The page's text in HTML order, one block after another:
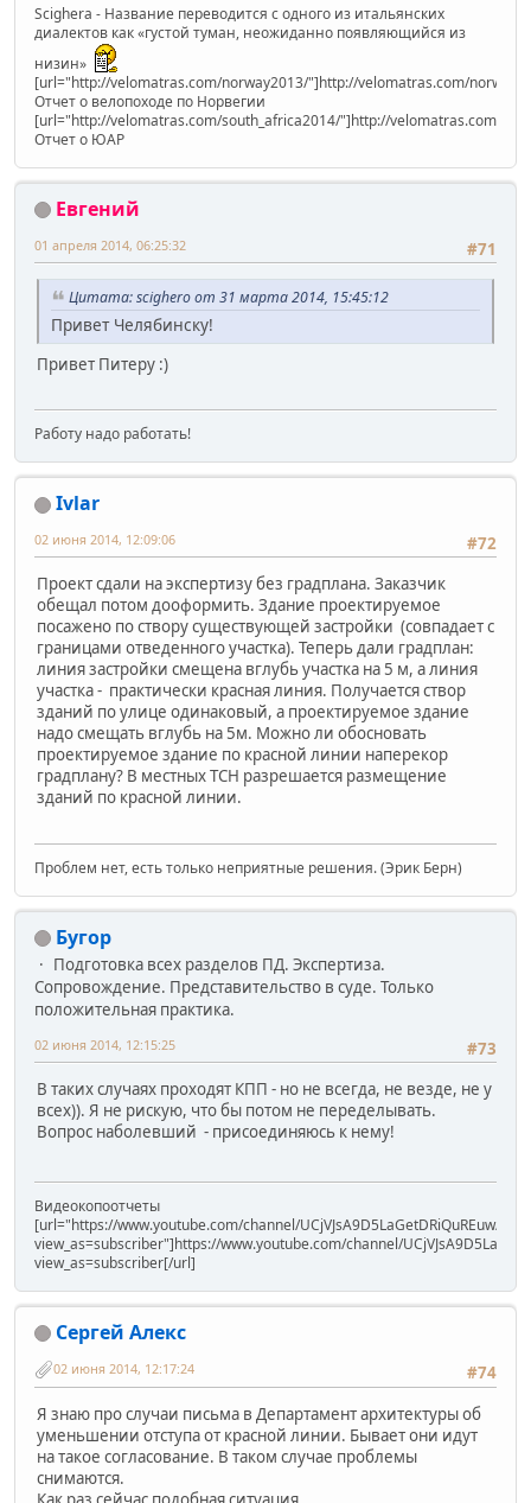
Scighera - Название переводится с одного из итальянских
диалектов как «густой туман, неожиданно появляющийся из
низин»
[url="http://velomatras.com/norway2013/"]http://velomatras.com/
Отчет о велопоходе по Норвегии
[url="http://velomatras.com/south_africa2014/"]http://velomatras.com/
Отчет о ЮАР
Евгений
#71
01 апреля 2014, 06:25:32
Цитата: scighero от 31 марта 2014, 15:45:12
Привет Челябинску!
Привет Питеру :)
Работу надо работать!
Ivlar
#72
02 июня 2014, 12:09:06
Проект сдали на экспертизу без градплана. Заказчик
обещал потом дооформить. Здание проектируемое
посажено по створу существующей застройки (совпадает с
границами отведенного участка). Теперь дали градплан:
линия застройки смещена вглубь участка на 5 м, а линия
участка - практически красная линия. Получается створ
зданий по улице одинаковый, а проектируемое здание
надо смещать вглубь на 5м. Можно ли обосновать
проектируемое здание по красной линии наперекор
градплану? В местных ТСН разрешается размещение
зданий по красной линии.
Проблем нет, есть только неприятные решения. (Эрик Берн)
Бугор
Подготовка всех разделов ПД. Экспертиза.
Сопровождение. Представительство в суде. Только
положительная практика.
#73
02 июня 2014, 12:15:25
В таких случаях проходят КПП - но не всегда, не везде, не у
всех)). Я не рискую, что бы потом не переделывать.
Вопрос наболевший - присоединяюсь к нему!
Видеокопоотчеты
[url="https://www.youtube.com/channel/UCjVJsA9D5LaGetDRiQuREuw/
view_as=subscriber"]https://www.youtube.com/channel/
view_as=subscriber[/url]
Сергей Алекс
#74
02 июня 2014, 12:17:24
Я знаю про случаи письма в Департамент архитектуры об
уменьшении отступа от красной линии. Бывает они идут
на такое согласование. В таком случае проблемы
снимаются.